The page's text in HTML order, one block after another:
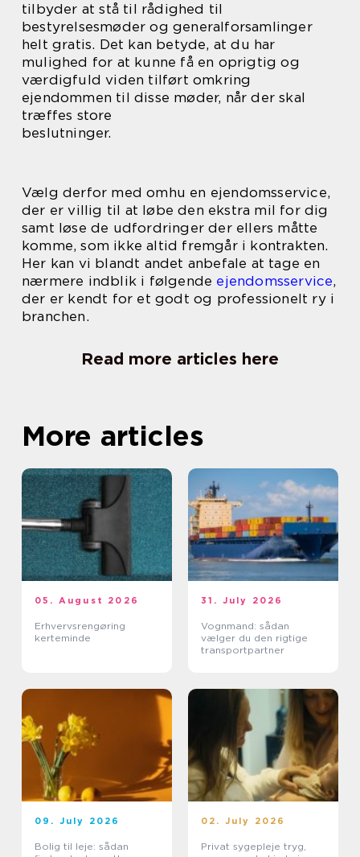
tilbyder at stå til rådighed til
bestyrelsesmøder og generalforsamlinger
helt gratis. Det kan betyde, at du har
mulighed for at kunne få en oprigtig og
værdigfuld viden tilført omkring
ejendommen til disse møder, når der skal
træffes store
beslutninger.
Vælg derfor med omhu en ejendomsservice,
der er villig til at løbe den ekstra mil for dig
samt løse de udfordringer der ellers måtte
komme, som ikke altid fremgår i kontrakten.
Her kan vi blandt andet anbefale at tage en
nærmere indblik i følgende ejendomsservice,
der er kendt for et godt og professionelt ry i
branchen.
Read more articles here
More articles
05. August 2026
Erhvervsrengøring
kerteminde
31. July 2026
Vognmand: sådan
vælger du den rigtige
transportpartner
09. July 2026
Bolig til leje: sådan
02. July 2026
Privat sygepleje tryg,